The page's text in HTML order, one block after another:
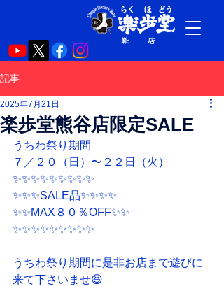
記事
楽歩堂熊谷店限定SALE
2025年7月21日
うちわ祭り期間
７／２０（日）〜２２日（火）
✨✨✨✨✨✨✨✨✨
✨✨✨SALE品✨✨✨✨
✨✨MAX８０％OFF✨✨
✨✨✨✨✨✨✨✨✨
うちわ祭り期間に是非お店まで遊びに
来て下さいませ😆